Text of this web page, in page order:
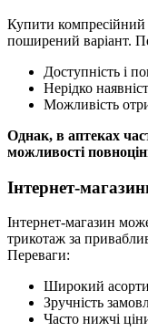
Купити
поширений варіант.
Доступність і
Нерідко
Можливість
Однак, в аптеках
можливості
Інтернет-
Інтернет-магазин
трикотаж за
Переваги:
Широкий
Зручність
Часто нижчі